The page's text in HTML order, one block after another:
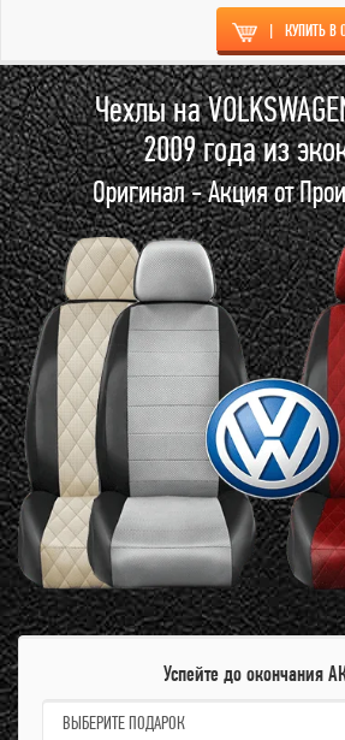
| КУПИТЬ В
Чехлы на
2009 года из
Оригинал - Акция от
Успейте до окончания
name: